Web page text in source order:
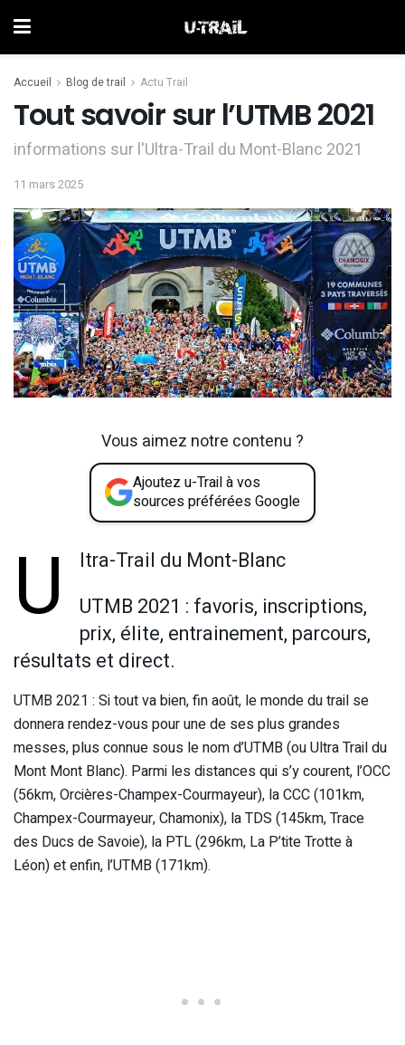
Accueil Blog de trail Actu Trail
Tout savoir sur l’UTMB 2021
informations sur l'Ultra-Trail du Mont-Blanc 2021
11 mars 2025
Vous aimez notre contenu ?
Ajoutez u-Trail à vos
sources préférées Google
U
ltra-Trail du Mont-Blanc
UTMB 2021 : favoris, inscriptions,
prix, élite, entrainement, parcours,
résultats et direct.
UTMB 2021 : Si tout va bien, fin août, le monde du trail se
donnera rendez-vous pour une de ses plus grandes
messes, plus connue sous le nom d’UTMB (ou Ultra Trail du
Mont Mont Blanc). Parmi les distances qui s’y courent, l’OCC
(56km, Orcières-Champex-Courmayeur), la CCC (101km,
Champex-Courmayeur, Chamonix), la TDS (145km, Trace
des Ducs de Savoie), la PTL (296km, La P’tite Trotte à
Léon) et enfin, l’UTMB (171km).